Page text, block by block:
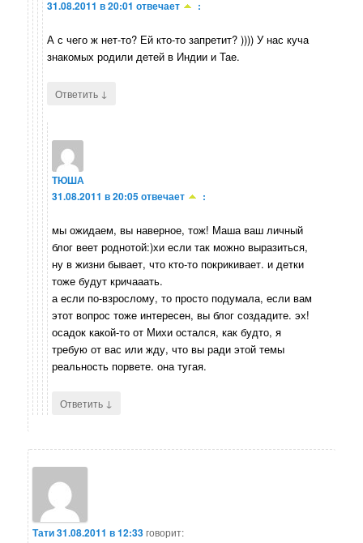
31.08.2011 в 20:01 отвечает :
А с чего ж нет-то? Ей кто-то запретит? )))) У нас куча
знакомых родили детей в Индии и Тае.
Ответить ↓
ТЮША
31.08.2011 в 20:05отвечает :
мы ожидаем, вы наверное, тож! Маша ваш личный
блог веет роднотой:)хи если так можно выразиться,
ну в жизни бывает, что кто-то покрикивает. и детки
тоже будут кричааать.
а если по-взрослому, то просто подумала, если вам
этот вопрос тоже интересен, вы блог создадите. эх!
осадок какой-то от Михи остался, как будто, я
требую от вас или жду, что вы ради этой темы
реальность порвете. она тугая.
Ответить ↓
Тати31.08.2011 в 12:33говорит: